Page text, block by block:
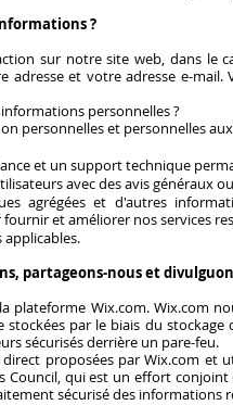
?
sur notre site web, dans le
adresse et votre adresse e-
personnelles ?
personnelles et personnelles
et un support technique
avec des avis généraux
agrégées et d'autres
et améliorer nos services
partageons-nous et
plateforme Wix.com. Wix.com
par le biais du
sécurisés derrière un pare-feu.
proposées par Wix.com et
Council, qui est un effort
sécurisé des